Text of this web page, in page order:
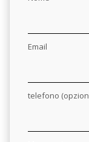
Email
telefono